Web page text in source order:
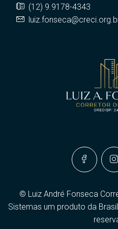
(12) 9.9178-4343
© Luiz André Fonseca
Sistemas um produto da